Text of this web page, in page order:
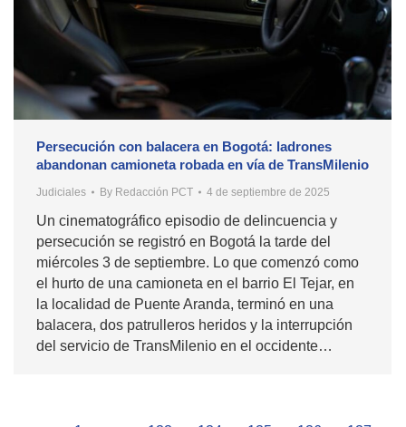
Persecución con balacera en Bogotá: ladrones
abandonan camioneta robada en vía de TransMilenio
Judiciales By Redacción PCT 4 de septiembre de 2025
Un cinematográfico episodio de delincuencia y
persecución se registró en Bogotá la tarde del
miércoles 3 de septiembre. Lo que comenzó como
el hurto de una camioneta en el barrio El Tejar, en
la localidad de Puente Aranda, terminó en una
balacera, dos patrulleros heridos y la interrupción
del servicio de TransMilenio en el occidente…